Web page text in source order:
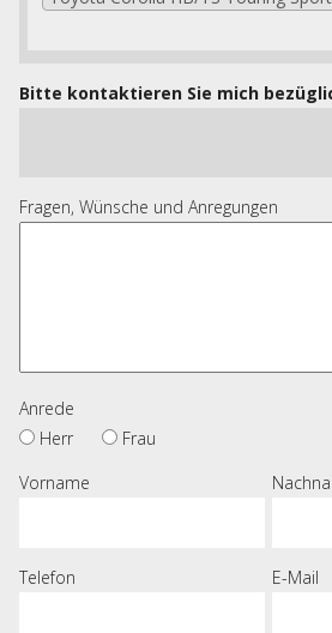
Bitte kontaktieren Sie mich
Fragen, Wünsche und Anregungen
Anrede
Herr
Frau
Vorname
Telefon E-Mail